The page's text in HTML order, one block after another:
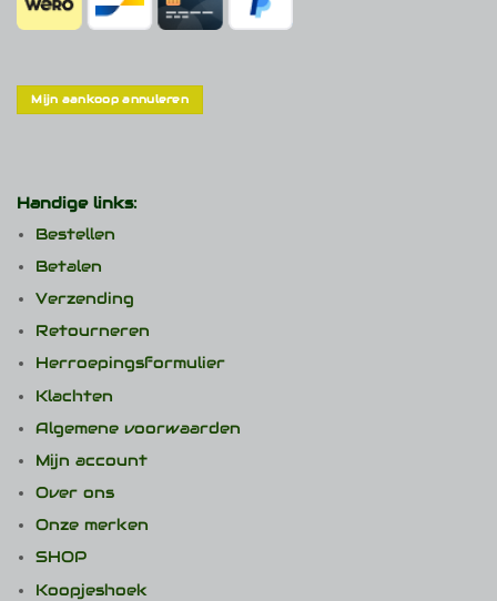
Mijn aankoop annuleren
Handige links:
Bestellen
Betalen
Verzending
Retourneren
Herroepingsformulier
Klachten
Algemene voorwaarden
Mijn account
Over ons
Onze merken
SHOP
Koopjeshoek